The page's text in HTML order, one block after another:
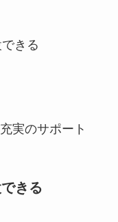
きる
実のサポート
きる